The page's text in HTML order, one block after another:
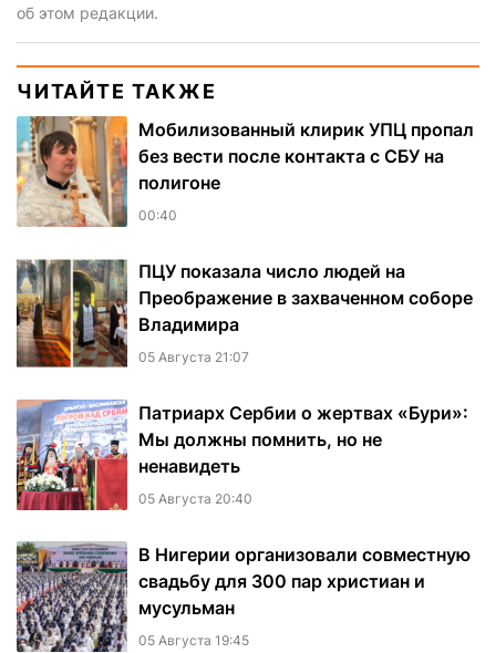
об этом редакции.
ЧИТАЙТЕ ТАКЖЕ
Мобилизованный клирик УПЦ пропал
без вести после контакта с СБУ на
полигоне
00:40
ПЦУ показала число людей на
Преображение в захваченном соборе
Владимира
05 Августа 21:07
Патриарх Сербии о жертвах «Бури»:
Мы должны помнить, но не
ненавидеть
05 Августа 20:40
В Нигерии организовали совместную
свадьбу для 300 пар христиан и
мусульман
05 Августа 19:45